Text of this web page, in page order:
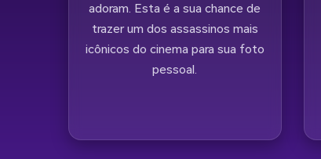
adoram. Esta é a sua chance de
trazer um dos assassinos mais
icônicos do cinema para sua foto
pessoal.